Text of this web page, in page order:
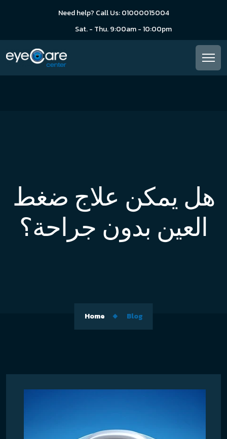
Need help? Call Us: 01000015004
Sat. - Thu. 9:00am - 10:00pm
هل يمكن علاج ضغط
العين بدون جراحة؟
Home Blog